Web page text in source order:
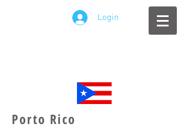
Login
Porto Rico